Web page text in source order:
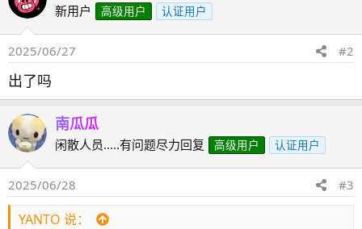
新用户 高级用户 认证用户
2025/06/27 #2
出了吗
南瓜瓜
闲散人员.....有问题尽力回复 高级用户 认证用户
2025/06/28 #3
YANTO 说：